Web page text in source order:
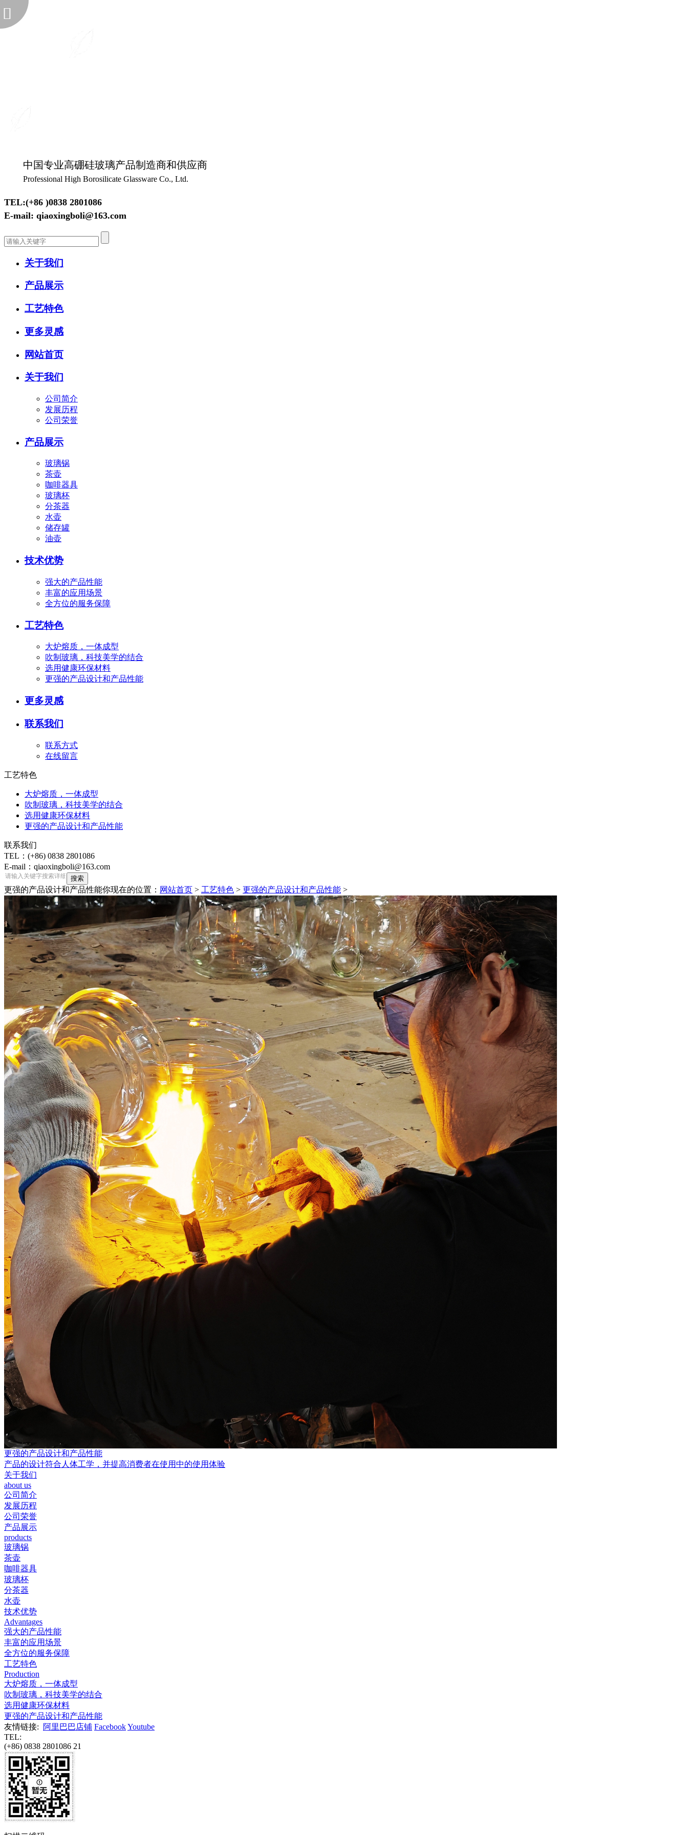
中国专业高硼硅玻璃产品制造商和供应商
Professional High Borosilicate Glassware Co., Ltd.
TEL:(+86 )0838 2801086
E-mail: qiaoxingboli@163.com
关于我们
产品展示
工艺特色
更多灵感
网站首页
关于我们
公司简介
发展历程
公司荣誉
产品展示
玻璃锅
茶壶
咖啡器具
玻璃杯
分茶器
水壶
储存罐
油壶
技术优势
强大的产品性能
丰富的应用场景
全方位的服务保障
工艺特色
大炉熔质，一体成型
吹制玻璃，科技美学的结合
选用健康环保材料
更强的产品设计和产品性能
更多灵感
联系我们
联系方式
在线留言
工艺特色
大炉熔质，一体成型
吹制玻璃，科技美学的结合
选用健康环保材料
更强的产品设计和产品性能
联系我们
TEL：(+86) 0838 2801086
E-mail：qiaoxingboli@163.com
更强的产品设计和产品性能你现在的位置： 网站首页 > 工艺特色 > 更强的产品设计和产品性能 >
更强的产品设计和产品性能
产品的设计符合人体工学，并提高消费者在使用中的使用体验
关于我们
about us
公司简介
发展历程
公司荣誉
产品展示
products
玻璃锅
茶壶
咖啡器具
玻璃杯
分茶器
水壶
技术优势
Advantages
强大的产品性能
丰富的应用场景
全方位的服务保障
工艺特色
Production
大炉熔质，一体成型
吹制玻璃，科技美学的结合
选用健康环保材料
更强的产品设计和产品性能
友情链接:
阿里巴巴店铺 FacebookYoutube
TEL:
(+86) 0838 2801086 21